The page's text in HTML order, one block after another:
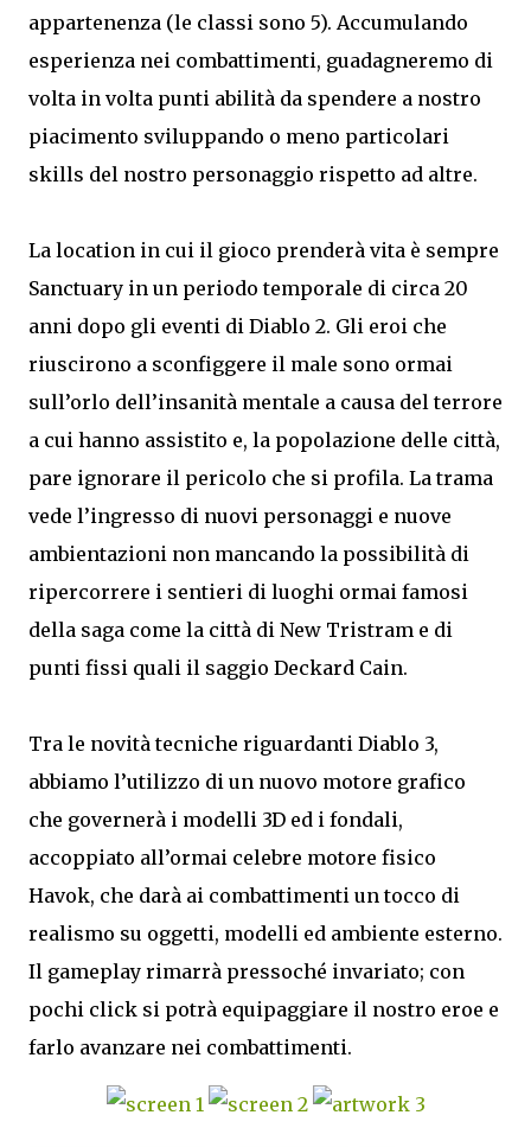
appartenenza (le classi sono 5). Accumulando
esperienza nei combattimenti, guadagneremo di
volta in volta punti abilità da spendere a nostro
piacimento sviluppando o meno particolari
skills del nostro personaggio rispetto ad altre.
La location in cui il gioco prenderà vita è sempre
Sanctuary in un periodo temporale di circa 20
anni dopo gli eventi di Diablo 2. Gli eroi che
riuscirono a sconfiggere il male sono ormai
sull’orlo dell’insanità mentale a causa del terrore
a cui hanno assistito e, la popolazione delle città,
pare ignorare il pericolo che si profila. La trama
vede l’ingresso di nuovi personaggi e nuove
ambientazioni non mancando la possibilità di
ripercorrere i sentieri di luoghi ormai famosi
della saga come la città di New Tristram e di
punti fissi quali il saggio Deckard Cain.
Tra le novità tecniche riguardanti Diablo 3,
abbiamo l’utilizzo di un nuovo motore grafico
che governerà i modelli 3D ed i fondali,
accoppiato all’ormai celebre motore fisico
Havok, che darà ai combattimenti un tocco di
realismo su oggetti, modelli ed ambiente esterno.
Il gameplay rimarrà pressoché invariato; con
pochi click si potrà equipaggiare il nostro eroe e
farlo avanzare nei combattimenti.